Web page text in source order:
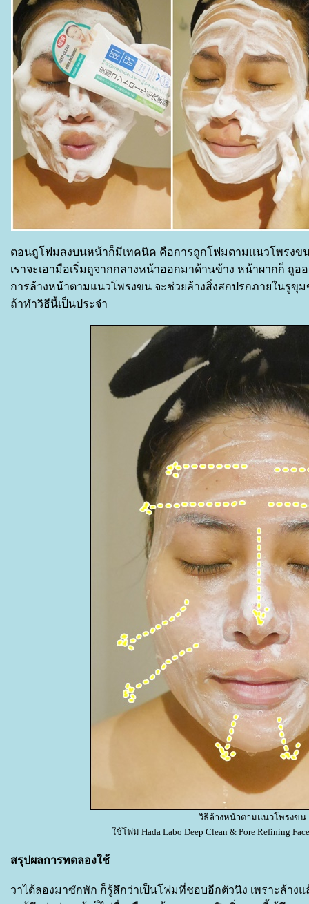
ตอนถูโฟมลงบนหน้าก็มีเทคนิค คือการถูกโฟมตามแนวโพรงข
เราจะเอามือเริ่มถูจากกลางหน้าออกมาด้านข้าง หน้าผากก็ ถูอ
การล้างหน้าตามแนวโพรงขน จะช่วยล้างสิ่งสกปรกภายในรูขุ
ถ้าทำวิธีนี้เป็นประจำ
วิธีล้างหน้าตามแนวโพรงขน
ช้โฟม Hada Labo Deep Clean & Pore Refining
สรุปผลการทดลองใช้
วาได้ลองมาซักพัก ก็รู้สึกว่าเป็นโฟมที่ชอบอีกตัวนึง เพราะล้าง